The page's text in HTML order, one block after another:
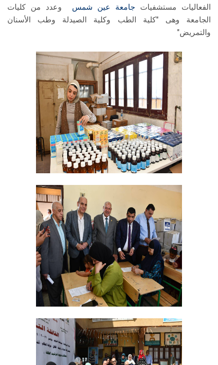
الفعاليات مستشفيات جامعة عين شمس وعدد من كليات
الجامعة وهى "كلية الطب وكلية الصيدلة وطب الأسنان
والتمريض"